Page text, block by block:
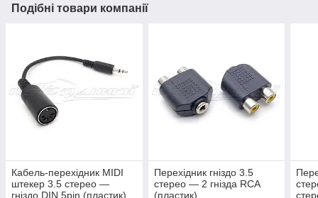
Подібні товари компанії
Кабель-перехідник MIDI
штекер 3.5 стерео —
гніздо DIN 5pin (пластик)
Перехідник гніздо 3.5
стерео — 2 гнізда RCA
(пластик)